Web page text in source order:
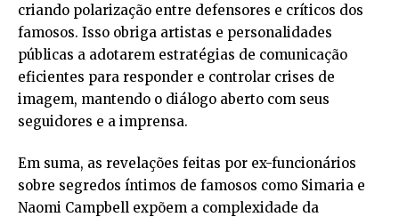
criando polarização entre defensores e críticos dos
famosos. Isso obriga artistas e personalidades
públicas a adotarem estratégias de comunicação
eficientes para responder e controlar crises de
imagem, mantendo o diálogo aberto com seus
seguidores e a imprensa.
Em suma, as revelações feitas por ex-funcionários
sobre segredos íntimos de famosos como Simaria e
Naomi Campbell expõem a complexidade da